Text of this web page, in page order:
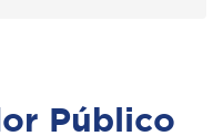
Público